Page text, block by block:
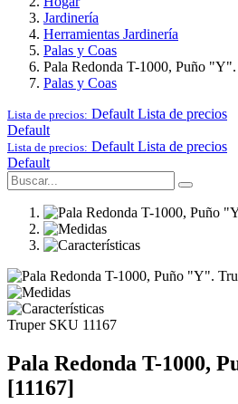
Jardinería
Herramientas Jardinería
Palas y Coas
Pala Redonda T-1000, Puño
Palas y Coas
Lista de precios: Default Lista de precios
Default
Lista de precios: Default Lista de precios
Default
Truper SKU 11167
Pala Redonda T-1000,
[11167]